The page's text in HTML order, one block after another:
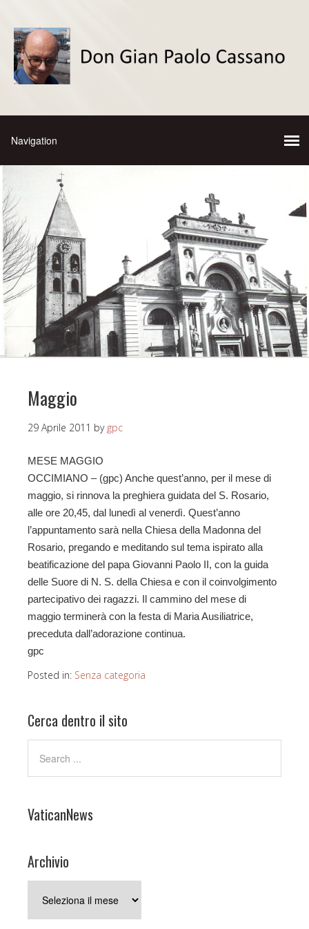
Maggio
29 Aprile 2011 by gpc
MESE MAGGIO
OCCIMIANO – (gpc) Anche quest’anno, per il mese di
maggio, si rinnova la preghiera guidata del S. Rosario,
alle ore 20,45, dal lunedì al venerdì. Quest’anno
l’appuntamento sarà nella Chiesa della Madonna del
Rosario, pregando e meditando sul tema ispirato alla
beatificazione del papa Giovanni Paolo II, con la guida
delle Suore di N. S. della Chiesa e con il coinvolgimento
partecipativo dei ragazzi. Il cammino del mese di
maggio terminerà con la festa di Maria Ausiliatrice,
preceduta dall’adorazione continua.
gpc
Posted in: Senza categoria
Cerca dentro il sito
VaticanNews
Archivio